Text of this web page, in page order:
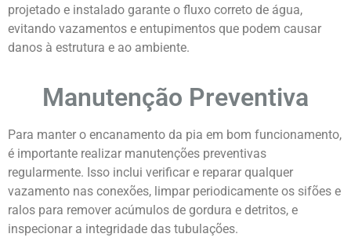
projetado e instalado garante o fluxo correto de água,
evitando vazamentos e entupimentos que podem causar
danos à estrutura e ao ambiente.
Manutenção Preventiva
Para manter o encanamento da pia em bom funcionamento,
é importante realizar manutenções preventivas
regularmente. Isso inclui verificar e reparar qualquer
vazamento nas conexões, limpar periodicamente os sifões e
ralos para remover acúmulos de gordura e detritos, e
inspecionar a integridade das tubulações.